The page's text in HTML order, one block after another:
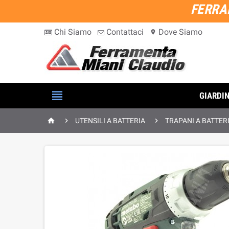
Chi Siamo Contattaci location_on Dove Siamo

  UTENSILI A BATTERIA  TRAPANI A